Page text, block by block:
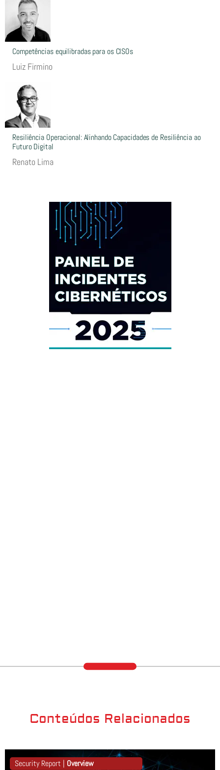
Competências equilibradas para os CISOs
Luiz Firmino
Resiliência Operacional: Alinhando Capacidades de Resiliência ao
Futuro Digital
Renato Lima
Conteúdos Relacionados
Security Report | Overview